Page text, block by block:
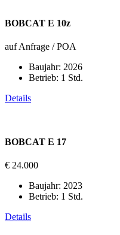
BOBCAT E 10z
auf Anfrage / POA
Baujahr: 2026
Betrieb: 1 Std.
Details
BOBCAT E 17
€ 24.000
Baujahr: 2023
Betrieb: 1 Std.
Details